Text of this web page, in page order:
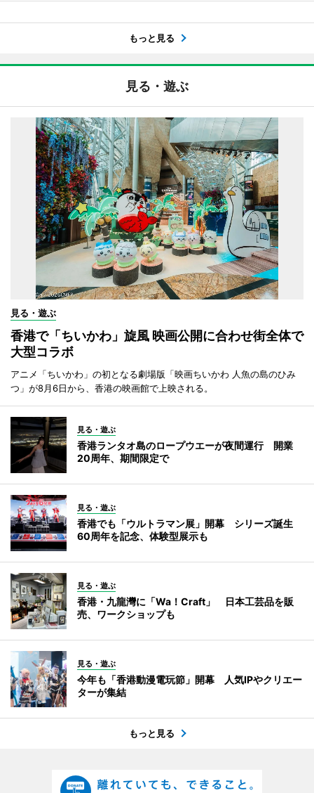
もっと見る
見る・遊ぶ
見る・遊ぶ
香港で「ちいかわ」旋風 映画公開に合わせ街全体で
大型コラボ
アニメ「ちいかわ」の初となる劇場版「映画ちいかわ 人魚の島のひみ
つ」が8月6日から、香港の映画館で上映される。
見る・遊ぶ
香港ランタオ島のロープウエーが夜間運行 開業
20周年、期間限定で
見る・遊ぶ
香港でも「ウルトラマン展」開幕 シリーズ誕生
60周年を記念、体験型展示も
見る・遊ぶ
香港・九龍灣に「Wa！Craft」 日本工芸品を販
売、ワークショップも
見る・遊ぶ
今年も「香港動漫電玩節」開幕 人気IPやクリエー
ターが集結
もっと見る